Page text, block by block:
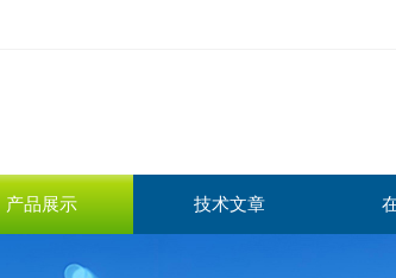
产品展示 技术文章